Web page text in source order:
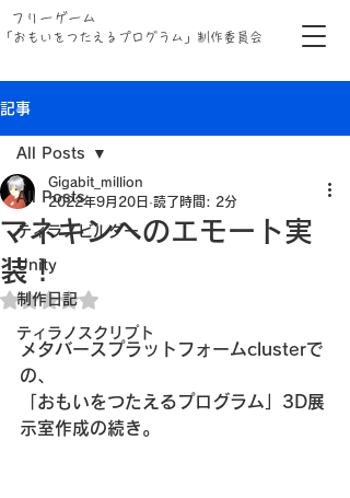
「おもいをつたえるプログラム」制作委員会
フリーゲーム
記事
All Posts
ティラノビルダー
Unity
制作日記
ティラノスクリプト
All Posts
マネキンへのエモート実
装！
Gigabit_million
2022年9月20日 読了時間: 2分
5つ星のうちNaNと評価されています。
メタバースプラットフォームclusterで
の、
「おもいをつたえるプログラム」3D展
示室作成の続き。